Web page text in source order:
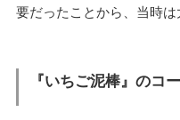
要だったことから、当時は
『いちご泥棒』のコ